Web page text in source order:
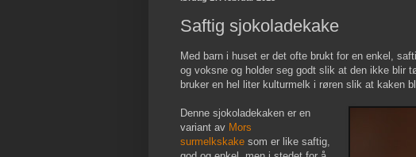
Saftig sjokoladekake
Med barn i huset er det ofte brukt for en enkel,
og voksne og holder seg godt slik at den ikke blir
bruker en hel liter kulturmelk i røren slik at kaken
Denne sjokoladekaken er en
variant av Mors
surmelkskake som er like saftig,